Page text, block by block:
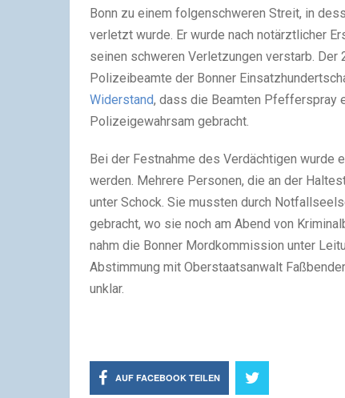
Bonn zu einem folgenschweren Streit, in
verletzt wurde. Er wurde nach notärztlicher
seinen schweren Verletzungen verstarb. Der
Polizeibeamte der Bonner
Widerstand, dass die Beamten Pfefferspray
Polizeigewahrsam gebracht.
Bei der Festnahme des Verdächtigen wurde
werden. Mehrere Personen, die an der
unter Schock. Sie mussten durch
gebracht, wo sie noch am Abend von
nahm die Bonner Mordkommission unter
Abstimmung mit Oberstaatsanwalt
unklar.
AUF FACEBOOK TEILEN